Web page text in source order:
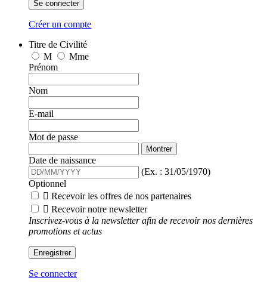
Se connecter
Créer un compte
Titre de Civilité
M
Mme
Prénom
Nom
E-mail
Mot de passe
Montrer
Date de naissance
(Ex. : 31/05/1970)
Optionnel
 Recevoir les offres de nos partenaires
 Recevoir notre newsletter
Inscrivez-vous à la newsletter afin de recevoir nos dernières
promotions et actus
Enregistrer
Se connecter